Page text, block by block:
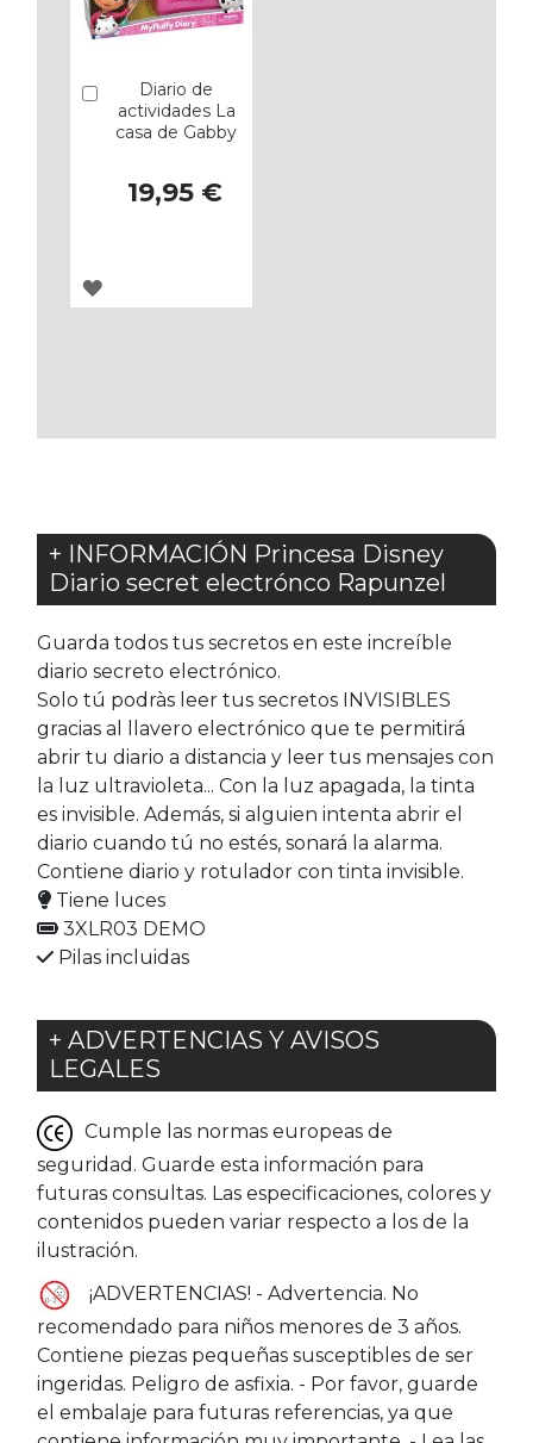
Diario de
actividades La
casa de Gabby
19,95 €
Añadir
AGREGAR
+ INFORMACIÓN Princesa Disney
Diario secret electrónco Rapunzel
Guarda todos tus secretos en este increíble
diario secreto electrónico.
Solo tú podràs leer tus secretos INVISIBLES
gracias al llavero electrónico que te permitirá
abrir tu diario a distancia y leer tus mensajes con
la luz ultravioleta... Con la luz apagada, la tinta
es invisible. Además, si alguien intenta abrir el
diario cuando tú no estés, sonará la alarma.
Contiene diario y rotulador con tinta invisible.
Tiene luces
3XLR03 DEMO
Pilas incluidas
+ ADVERTENCIAS Y AVISOS
LEGALES
Cumple las normas europeas de
seguridad. Guarde esta información para
futuras consultas. Las especificaciones, colores y
contenidos pueden variar respecto a los de la
ilustración.
¡ADVERTENCIAS! - Advertencia. No
recomendado para niños menores de 3 años.
Contiene piezas pequeñas susceptibles de ser
ingeridas. Peligro de asfi­xia. - Por favor, guarde
el embalaje para futuras referencias, ya que